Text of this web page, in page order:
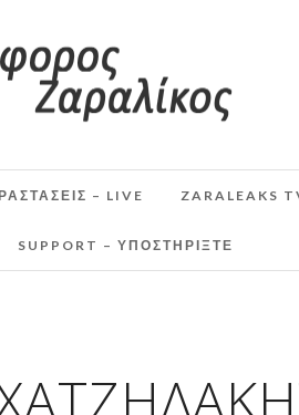
– LIVE ZARALEAKS
SUPPORT – ΥΠΟΣΤΗΡΊΞΤΕ